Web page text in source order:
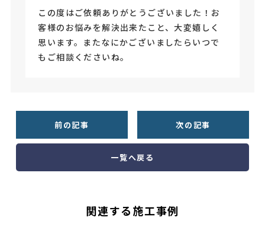
この度はご依頼ありがとうございました！お
客様のお悩みを解決出来たこと、大変嬉しく
思います。またなにかございましたらいつで
もご相談くださいね。
前の記事 次の記事
一覧へ戻る
関連する施工事例